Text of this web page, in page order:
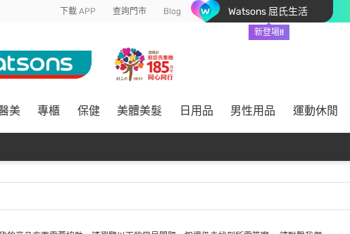
下載 APP 查詢門市 Blog Watsons 屈氏生活
新登場!!
美 專櫃 保健 美體美髮 日用品 男性用品 運動休閒